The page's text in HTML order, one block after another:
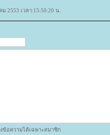
2553 เวลา:15:50:20 น.
ข้อความได้เฉพาะสมาชิก